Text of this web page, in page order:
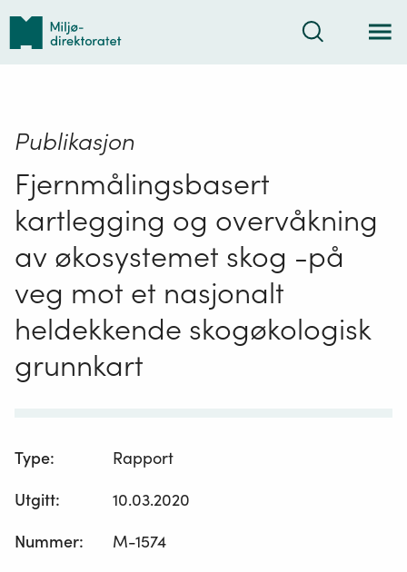
Tilbake
forsiden
Søk
Publikasjon
Fjernmålingsbasert
kartlegging og overvåkning
av økosystemet skog -på
veg mot et nasjonalt
heldekkende skogøkologisk
grunnkart
Type:
Rapport
Utgitt:
10.03.2020
Nummer:
M-1574